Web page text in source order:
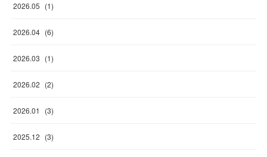
2026.05 (1)
2026.04 (6)
2026.03 (1)
2026.02 (2)
2026.01 (3)
2025.12 (3)